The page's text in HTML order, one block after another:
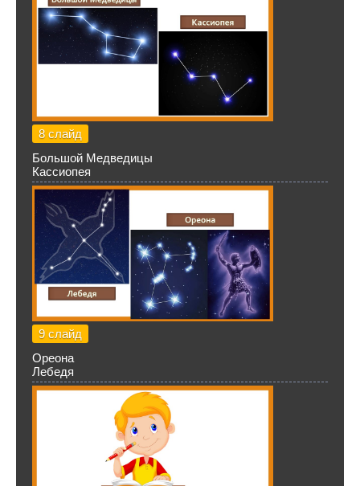
8 слайд
Большой Медведицы
Кассиопея
9 слайд
Ореона
Лебедя